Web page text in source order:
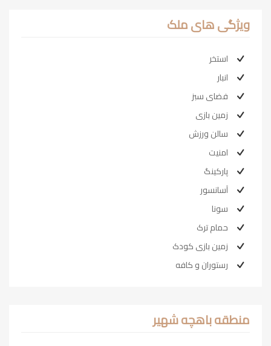
ویژگی های ملک
استخر
انبار
فضای سبز
زمین بازی
سالن ورزش
امنیت
پارکینگ
آسانسور
سونا
حمام ترک
زمین بازی کودک
رستوران و کافه
منطقه باهچه شهیر